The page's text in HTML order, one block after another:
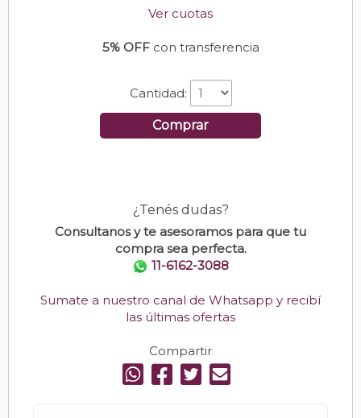
Ver cuotas
5% OFFcon transferencia
Cantidad:
Comprar
¿Tenés dudas?
Consultanos y te asesoramos para que tu
compra sea perfecta.
11-6162-3088
Sumate a nuestro canal de Whatsapp y recibí
las últimas ofertas
Compartir